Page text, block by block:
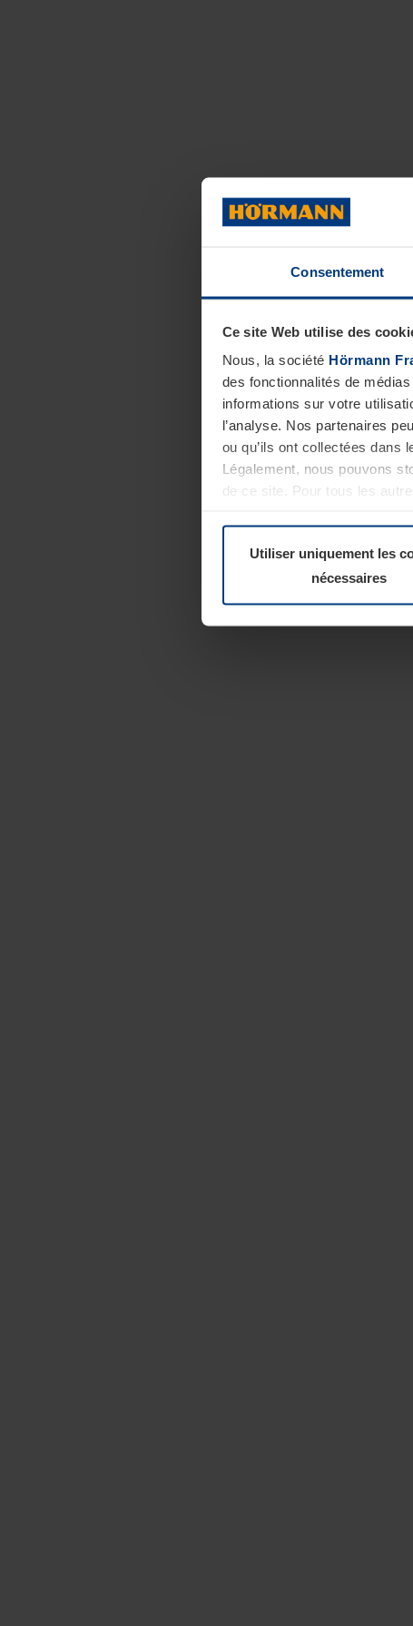
Consentement
Ce site Web utilise des
Nous, la société Hörmann
des fonctionnalités de
informations sur votre
l’analyse. Nos partenaires
ou qu’ils ont collectées dans
Légalement, nous pouvons
de ce site. Pour tous les
Utiliser uniquement les
nécessaires